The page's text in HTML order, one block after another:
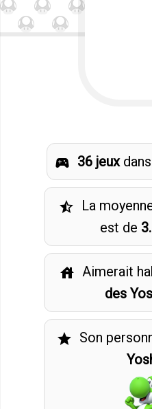
sports_esports 36 jeux
star_half La
est de
house Aimerait
des
star Son